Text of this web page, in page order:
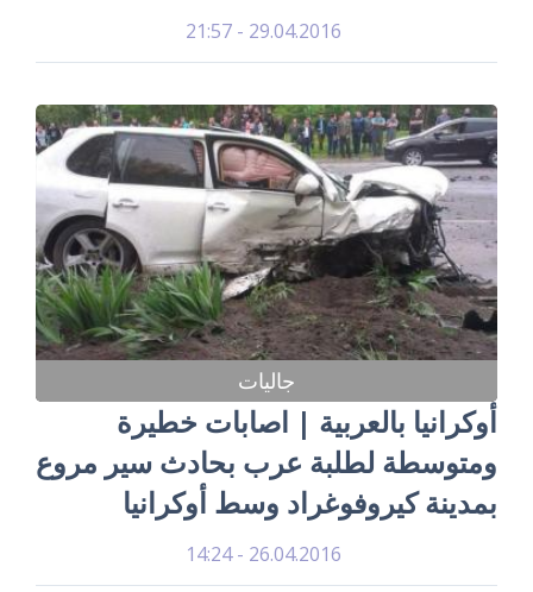
29.04.2016 - 21:57
جاليات
أوكرانيا بالعربية | اصابات خطيرة
ومتوسطة لطلبة عرب بحادث سير مروع
بمدينة كيروفوغراد وسط أوكرانيا
26.04.2016 - 14:24